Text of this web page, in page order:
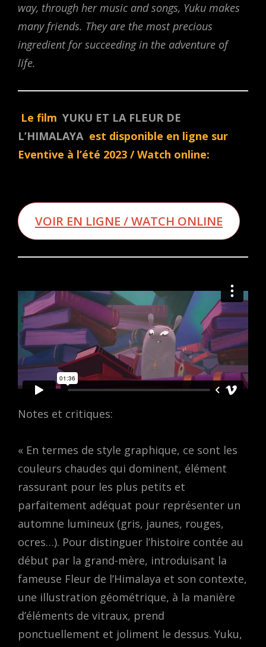
way, through her music and songs, Yuku makes
many friends. They are the most precious
ingredient for succeeding in the adventure of
life.
Le film YUKU ET LA FLEUR DE
L’HIMALAYA est disponible en ligne sur
Eventive à l’été 2023 / Watch online:
VOIR EN LIGNE / WATCH ONLINE
Notes et critiques:
« En termes de style graphique, ce sont les
couleurs chaudes qui dominent, élément
rassurant pour les plus petits et
parfaitement adéquat pour représenter un
automne lumineux (gris, jaunes, rouges,
ocres…). Pour distinguer l’histoire contée au
début par la grand-mère, introduisant la
fameuse Fleur de l’Himalaya et son contexte,
une illustration géométrique, à la manière
d’éléments de vitraux, prend
ponctuellement et joliment le dessus. Yuku,